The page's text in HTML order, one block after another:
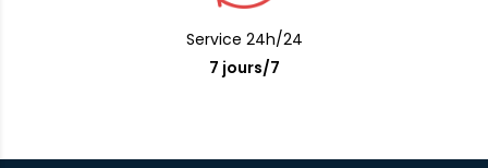
Service 24h/24
7 jours/7